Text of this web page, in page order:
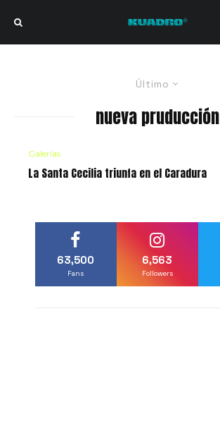
Último
nueva pruducción
Galerías
La Santa Cecilia triunfa en el Caradura
63,500
Fans
6,563
Followers